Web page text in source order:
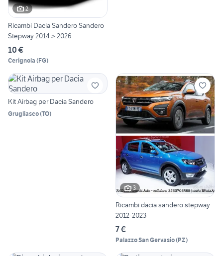
2
Ricambi Dacia Sandero Sandero
Stepway 2014 > 2026
10 €
Cerignola (FG)
Kit Airbag per Dacia Sandero
Grugliasco(TO)
3
Ricambi dacia sandero stepway
2012-2023
7 €
Palazzo San Gervasio(PZ)